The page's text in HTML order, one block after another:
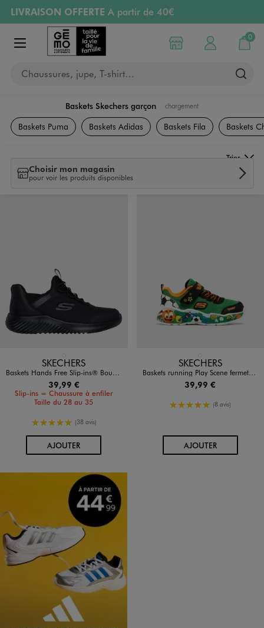
Aller au contenu principal
Aller à la navigation
LIVRAISON OFFERTE A partir de 40€
RETRAIT ET LIVRAISON OFFERTE
en magasin
PAYEZ EN 3x SANS FRAIS
Retours OFFERTS
pendant 30 jours
Afficher le menu
Chaussures, jupe, T-shirt…
Choisir mon magasin
Mon compte
0
Mon
Baskets Skechers garçon chargement
Chaussures
Baskets Puma Baskets Adidas Baskets Fila Baskets
Choisir mon magasin
pour voir les produits disponibles
Trier
Disponible en 1 coloris
SKECHERS
Baskets Hands Free Slip-ins® Bounder Brisk-Burst garçon - Skechers
39,99 €
Slip-ins = Chaussure à enfiler
Taille du 28 au 35
5/5 de moyenne
(38 avis)
AJOUTERAU PANIER
Disponible en 1 coloris
SKECHERS
Baskets running Play Scene fermeture scratch garçon - Skechers
39,99 €
5/5 de moyenne
(8 avis)
AJOUTERAU PANIER